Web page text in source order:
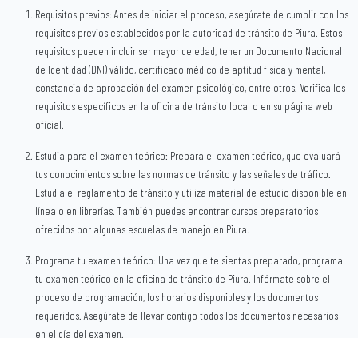
Requisitos previos: Antes de iniciar el proceso, asegúrate de cumplir con los
requisitos previos establecidos por la autoridad de tránsito de Piura. Estos
requisitos pueden incluir ser mayor de edad, tener un Documento Nacional
de Identidad (DNI) válido, certificado médico de aptitud física y mental,
constancia de aprobación del examen psicológico, entre otros. Verifica los
requisitos específicos en la oficina de tránsito local o en su página web
oficial.
Estudia para el examen teórico: Prepara el examen teórico, que evaluará
tus conocimientos sobre las normas de tránsito y las señales de tráfico.
Estudia el reglamento de tránsito y utiliza material de estudio disponible en
línea o en librerías. También puedes encontrar cursos preparatorios
ofrecidos por algunas escuelas de manejo en Piura.
Programa tu examen teórico: Una vez que te sientas preparado, programa
tu examen teórico en la oficina de tránsito de Piura. Infórmate sobre el
proceso de programación, los horarios disponibles y los documentos
requeridos. Asegúrate de llevar contigo todos los documentos necesarios
en el día del examen.